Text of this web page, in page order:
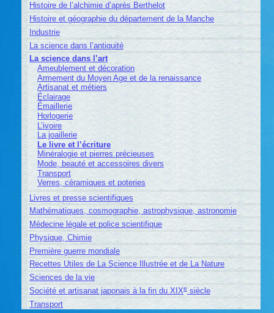
Histoire de l’alchimie d’après Berthelot
Histoire et géographie du département de la Manche
Industrie
La science dans l’antiquité
La science dans l’art
Ameublement et décoration
Armement du Moyen Age et de la renaissance
Artisanat et métiers
Éclairage
Émaillerie
Horlogerie
L’ivoire
La joaillerie
Le livre et l’écriture
Minéralogie et pierres précieuses
Mode, beauté et accessoires divers
Transport
Verres, céramiques et poteries
Livres et presse scientifiques
Mathématiques, cosmographie, astrophysique, astronomie
Médecine légale et police scientifique
Physique, Chimie
Première guerre mondiale
Recettes Utiles de La Science Illustrée et de La Nature
Sciences de la vie
Société et artisanat japonais à la fin du XIXesiècle
Transport